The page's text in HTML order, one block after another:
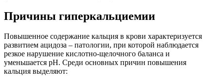
Причины гиперкальциемии
Повышенное содержание кальция в крови характеризуется
развитием ацидоза – патологии, при которой наблюдается
резкое нарушение кислотно-щелочного баланса и
уменьшается pH. Среди основных причин повышения
кальция выделяют: